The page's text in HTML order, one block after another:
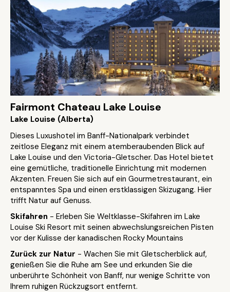
Fairmont Chateau Lake Louise
Lake Louise (Alberta)
Dieses Luxushotel im Banff-Nationalpark verbindet
zeitlose Eleganz mit einem atemberaubenden Blick auf
Lake Louise und den Victoria-Gletscher. Das Hotel bietet
eine gemütliche, traditionelle Einrichtung mit modernen
Akzenten. Freuen Sie sich auf ein Gourmetrestaurant, ein
entspanntes Spa und einen erstklassigen Skizugang. Hier
trifft Natur auf Genuss.
Skifahren - Erleben Sie Weltklasse-Skifahren im Lake
Louise Ski Resort mit seinen abwechslungsreichen Pisten
vor der Kulisse der kanadischen Rocky Mountains
Zurück zur Natur - Wachen Sie mit Gletscherblick auf,
genießen Sie die Ruhe am See und erkunden Sie die
unberührte Schönheit von Banff, nur wenige Schritte von
Ihrem ruhigen Rückzugsort entfernt.